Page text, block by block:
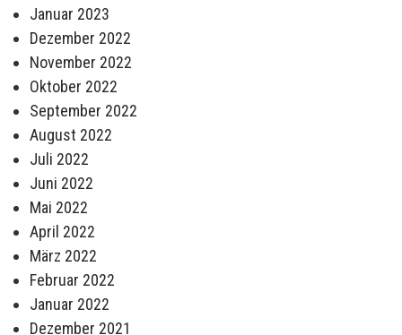
Januar 2023
Dezember 2022
November 2022
Oktober 2022
September 2022
August 2022
Juli 2022
Juni 2022
Mai 2022
April 2022
März 2022
Februar 2022
Januar 2022
Dezember 2021